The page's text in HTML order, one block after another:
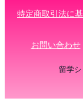
特定商取引法に
お問い合わせ|
留学シ